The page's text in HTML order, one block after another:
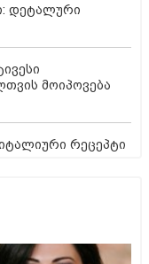
დეტალური
მოიპოვება
რეცეპტი